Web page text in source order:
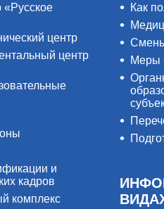
«Русское
центр
центр
и
кадров
комплекс
Как
Меры